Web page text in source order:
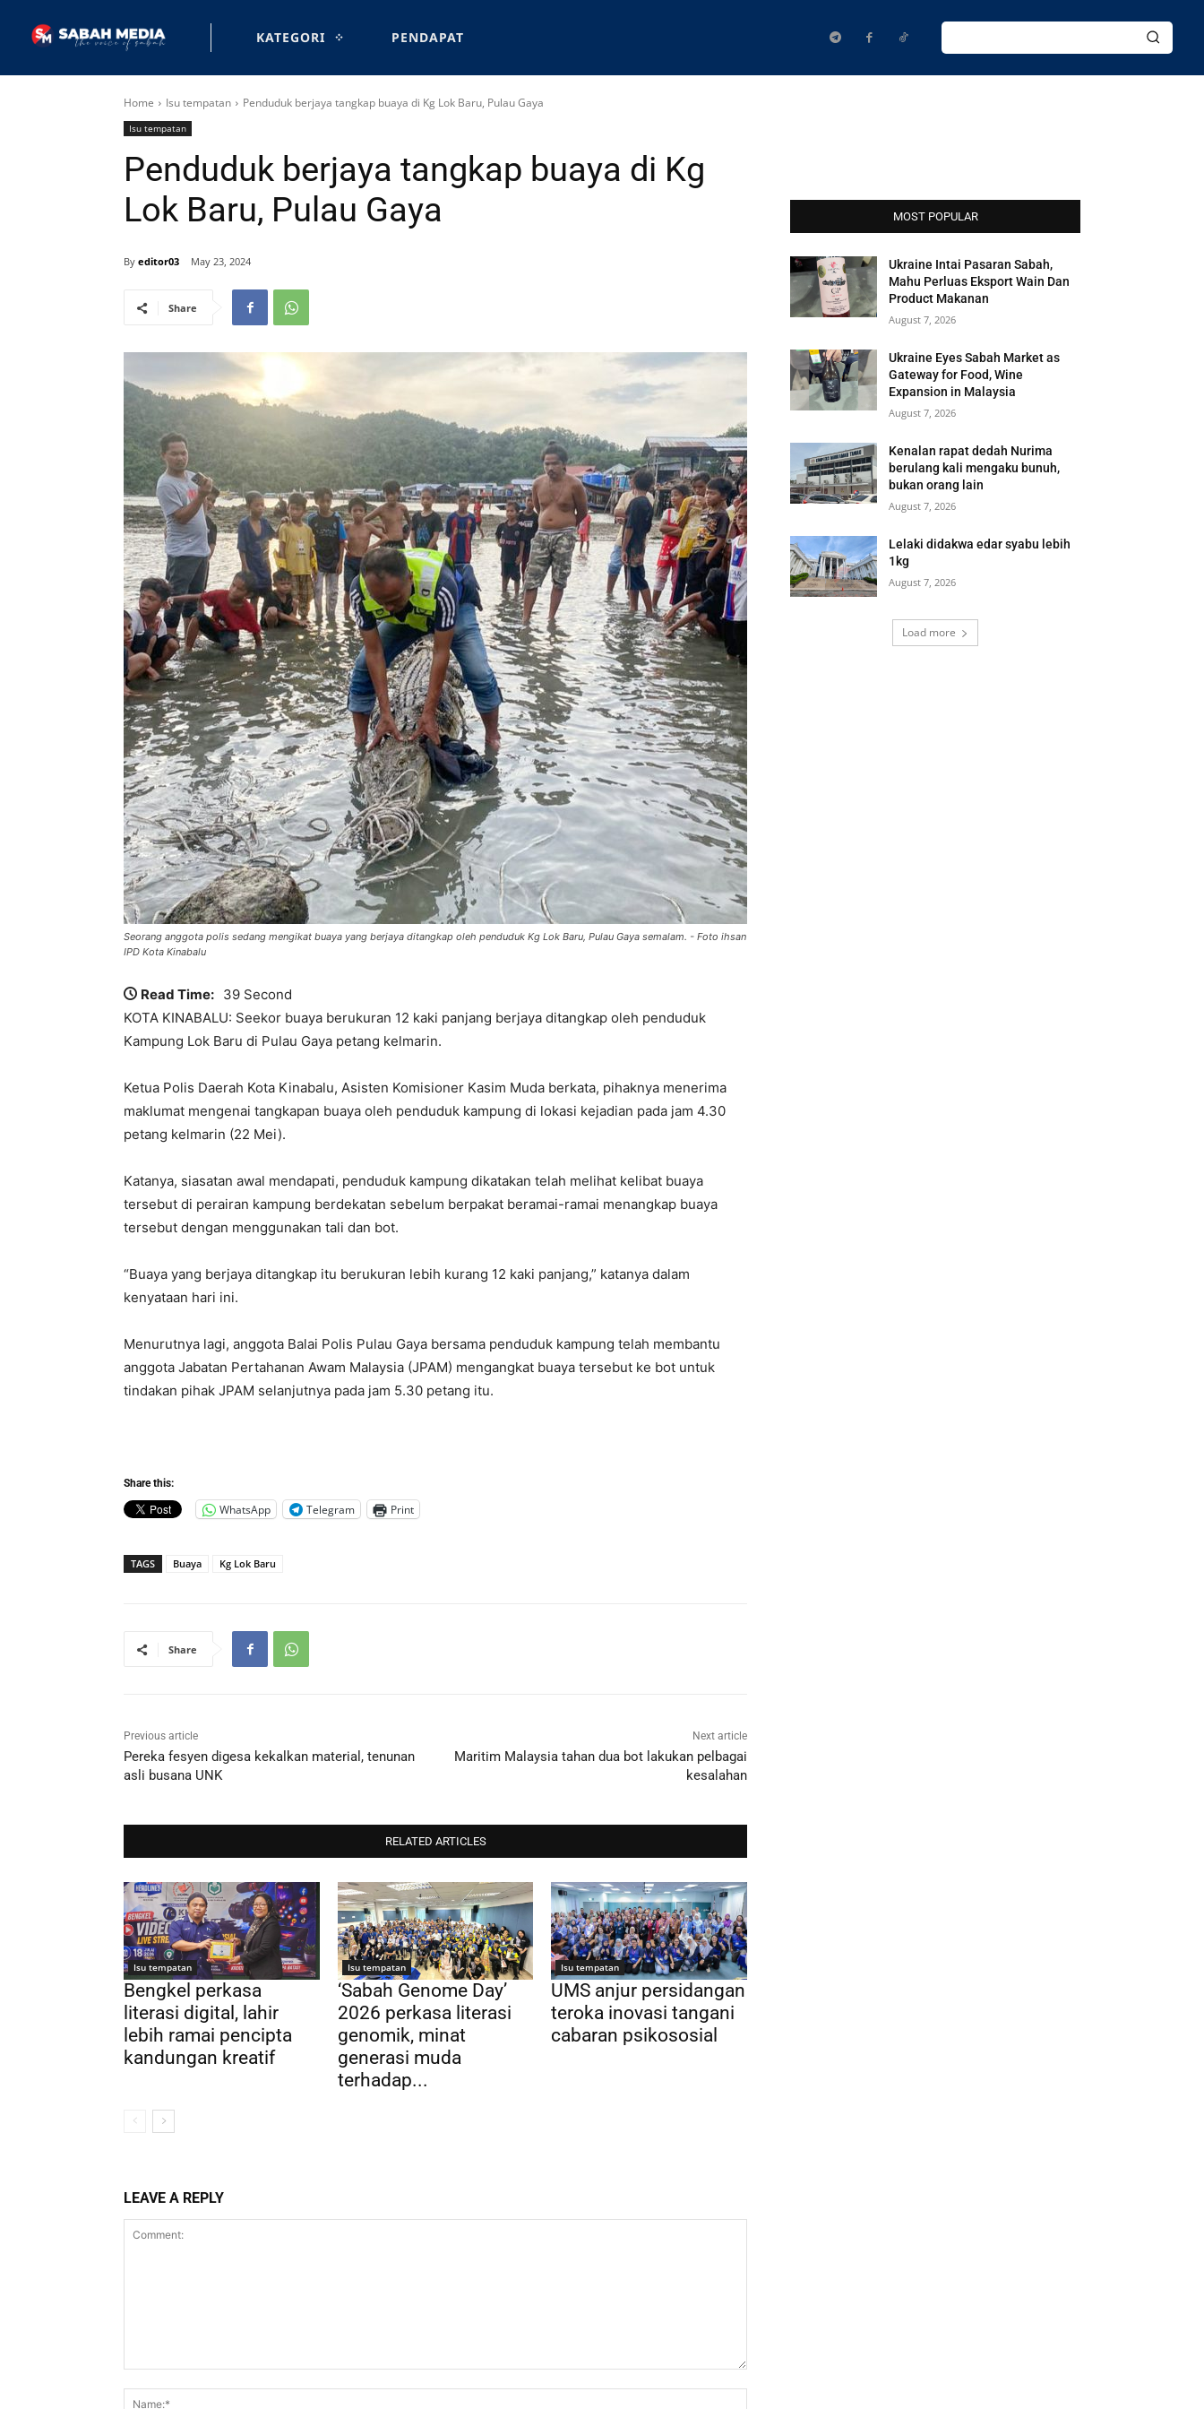
KATEGORI PENDAPAT
Home Isu tempatan Penduduk berjaya tangkap buaya di Kg Lok Baru, Pulau Gaya
Isu tempatan
Penduduk berjaya tangkap buaya di Kg
Lok Baru, Pulau Gaya
By editor03 May 23, 2024
Share
Seorang anggota polis sedang mengikat buaya yang berjaya ditangkap oleh penduduk Kg Lok Baru, Pulau Gaya semalam. - Foto ihsan
IPD Kota Kinabalu
Read Time: 39 Second
KOTA KINABALU: Seekor buaya berukuran 12 kaki panjang berjaya ditangkap oleh penduduk
Kampung Lok Baru di Pulau Gaya petang kelmarin.
Ketua Polis Daerah Kota Kinabalu, Asisten Komisioner Kasim Muda berkata, pihaknya menerima
maklumat mengenai tangkapan buaya oleh penduduk kampung di lokasi kejadian pada jam 4.30
petang kelmarin (22 Mei).
Katanya, siasatan awal mendapati, penduduk kampung dikatakan telah melihat kelibat buaya
tersebut di perairan kampung berdekatan sebelum berpakat beramai-ramai menangkap buaya
tersebut dengan menggunakan tali dan bot.
“Buaya yang berjaya ditangkap itu berukuran lebih kurang 12 kaki panjang,” katanya dalam
kenyataan hari ini.
Menurutnya lagi, anggota Balai Polis Pulau Gaya bersama penduduk kampung telah membantu
anggota Jabatan Pertahanan Awam Malaysia (JPAM) mengangkat buaya tersebut ke bot untuk
tindakan pihak JPAM selanjutnya pada jam 5.30 petang itu.
Share this:
WhatsApp Telegram Print
TAGS Buaya Kg Lok Baru
Share
Previous article
Pereka fesyen digesa kekalkan material, tenunan
asli busana UNK
Next article
Maritim Malaysia tahan dua bot lakukan pelbagai
kesalahan
RELATED ARTICLES
Isu tempatan
Bengkel perkasa
literasi digital, lahir
lebih ramai pencipta
kandungan kreatif
Isu tempatan
‘Sabah Genome Day’
2026 perkasa literasi
genomik, minat
generasi muda
terhadap...
Isu tempatan
UMS anjur persidangan
teroka inovasi tangani
cabaran psikososial
LEAVE A REPLY
MOST POPULAR
Ukraine Intai Pasaran Sabah,
Mahu Perluas Eksport Wain Dan
Product Makanan
August 7, 2026
Ukraine Eyes Sabah Market as
Gateway for Food, Wine
Expansion in Malaysia
August 7, 2026
Kenalan rapat dedah Nurima
berulang kali mengaku bunuh,
bukan orang lain
August 7, 2026
Lelaki didakwa edar syabu lebih
1kg
August 7, 2026
Load more